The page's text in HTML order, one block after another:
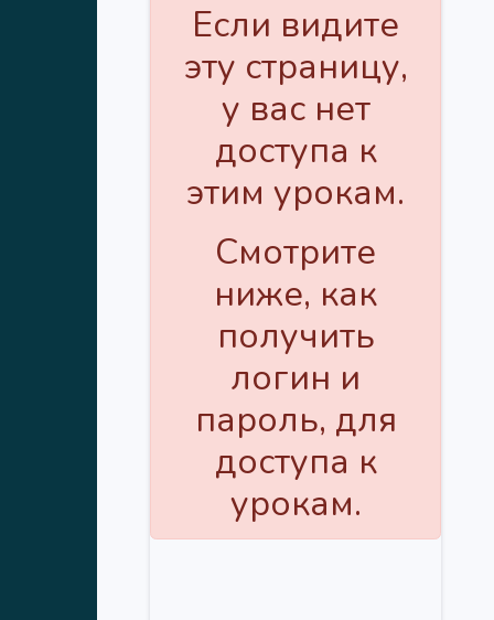
Если видите
эту страницу,
у вас нет
доступа к
этим урокам.
Смотрите
ниже, как
получить
логин и
пароль, для
доступа к
урокам.